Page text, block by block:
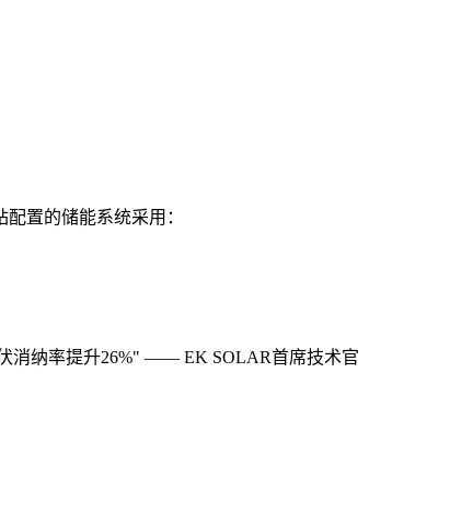
置的储能系统采用：
消纳率提升26%" —— EK SOLAR首席技术官